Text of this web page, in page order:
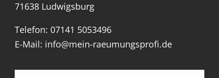
71638 Ludwigsburg
Telefon: 07141 5053496
E-Mail: info@mein-raeumungsprofi.de